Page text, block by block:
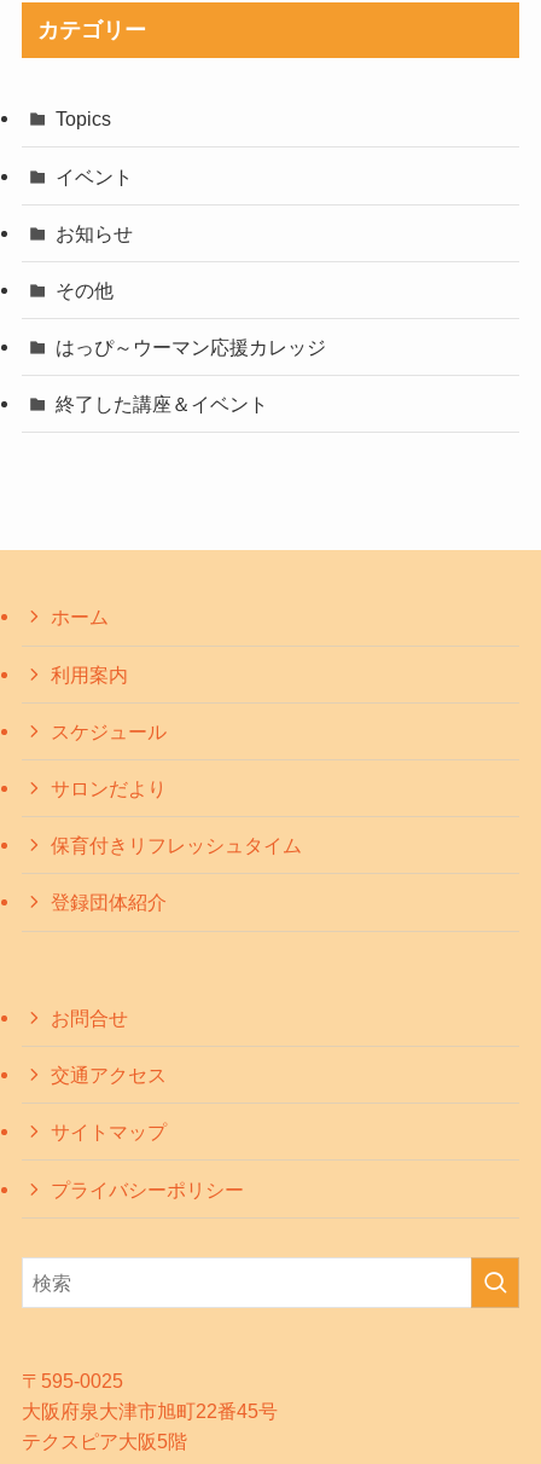
カテゴリー
Topics
イベント
お知らせ
その他
はっぴ～ウーマン応援カレッジ
終了した講座＆イベント
ホーム
利用案内
スケジュール
サロンだより
保育付きリフレッシュタイム
登録団体紹介
お問合せ
交通アクセス
サイトマップ
プライバシーポリシー
〒595-0025
大阪府泉大津市旭町22番45号
テクスピア大阪5階